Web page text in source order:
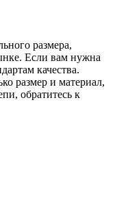
размера,
Если вам нужна
качества.
размер и материал,
обратитесь к